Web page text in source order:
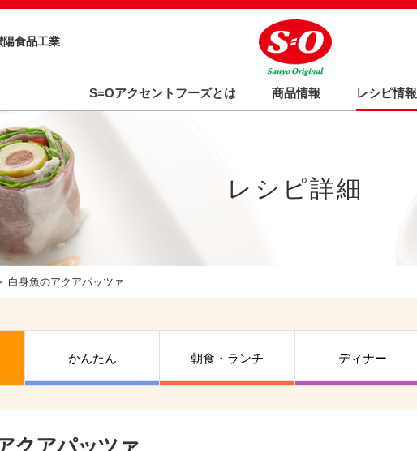
陽食品工業
S=Oアクセントフーズとは 商品情報 レシピ情報
レシピ詳細
白身魚のアクアパッツァ
かんたん 朝食・ランチ ディナー
クアパッツァ